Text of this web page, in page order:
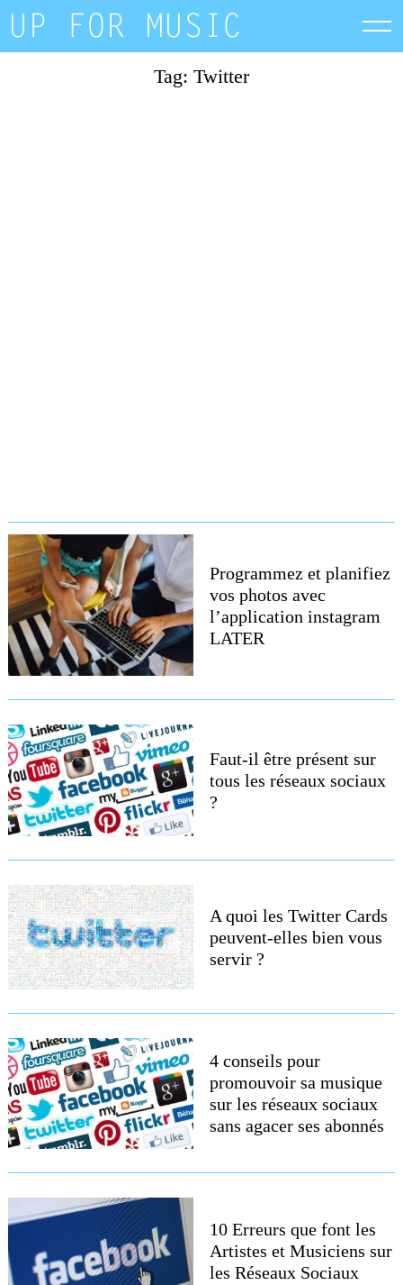
Skip
to
Tag: Twitter
Programmez et planifiez
vos photos avec
l’application instagram
LATER
Faut-il être présent sur
tous les réseaux sociaux
?
A quoi les Twitter Cards
peuvent-elles bien vous
servir ?
4 conseils pour
promouvoir sa musique
sur les réseaux sociaux
sans agacer ses abonnés
10 Erreurs que font les
Artistes et Musiciens sur
les Réseaux Sociaux